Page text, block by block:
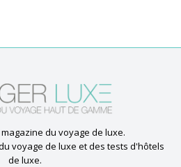
du voyage de luxe.
voyage de luxe et des tests d'hôtels
de luxe.